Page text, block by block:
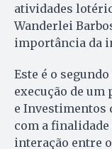
atividades
Wanderlei
importância da
Este é o
execução de um
e Investimentos
com a
interação entre